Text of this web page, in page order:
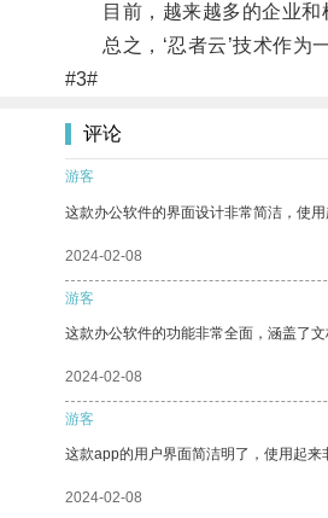
目前，越来越多的企业和机
总之，‘忍者云’技术作为一
#3#
评论
游客
这款办公软件的界面设计非常简洁，使
2024-02-08
游客
这款办公软件的功能非常全面，涵盖了
2024-02-08
游客
这款app的用户界面简洁明了，使用起来
2024-02-08